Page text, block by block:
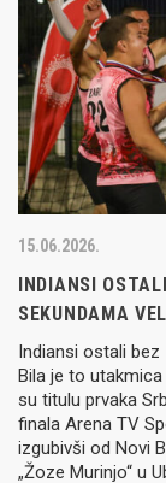
15.06.2026.
INDIANSI
SEKUNDAMA
Indiansi ostali
Bila je to
su titulu prvaka
finala Arena TV
izgubivši od Novi
„Žoze Murinjo“ u